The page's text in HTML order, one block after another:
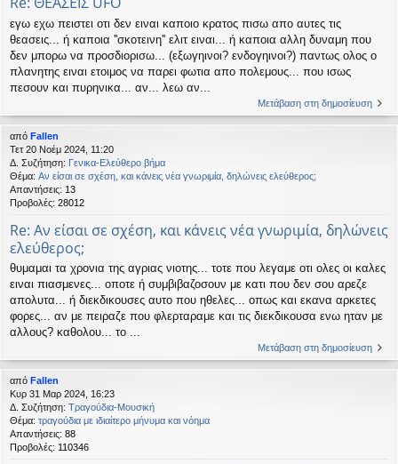
εγω εχω πειστει οτι δεν ειναι καποιο κρατος πισω απο αυτες τις
θεασεις... ή καποια ''σκοτεινη'' ελιτ ειναι... ή καποια αλλη δυναμη που
δεν μπορω να προσδιορισω... (εξωγηινοι? ενδογηινοι?) παντως ολος ο
πλανητης ειναι ετοιμος να παρει φωτια απο πολεμους... που ισως
πεσουν και πυρηνικα... αν... λεω αν...
Μετάβαση στη δημοσίευση
από Fallen
Τετ 20 Νοέμ 2024, 11:20
Δ. Συζήτηση: Γενικα-Ελεύθερο βήμα
Θέμα: Αν είσαι σε σχέση, και κάνεις νέα γνωριμία, δηλώνεις ελεύθερος;
Απαντήσεις: 13
Προβολές: 28012
Re: Αν είσαι σε σχέση, και κάνεις νέα γνωριμία, δηλώνεις
ελεύθερος;
θυμαμαι τα χρονια της αγριας νιοτης... τοτε που λεγαμε οτι ολες οι καλες
ειναι πιασμενες... οποτε ή συμβιβαζοσουν με κατι που δεν σου αρεζε
απολυτα... ή διεκδικουσες αυτο που ηθελες... οπως και εκανα αρκετες
φορες... αν με πειραζε που φλερταραμε και τις διεκδικουσα ενω ηταν με
αλλους? καθολου... το ...
Μετάβαση στη δημοσίευση
από Fallen
Κυρ 31 Μαρ 2024, 16:23
Δ. Συζήτηση: Τραγούδια-Μουσική
Θέμα: τραγούδια με ιδιαίτερο μήνυμα και νόημα
Απαντήσεις: 88
Προβολές: 110346